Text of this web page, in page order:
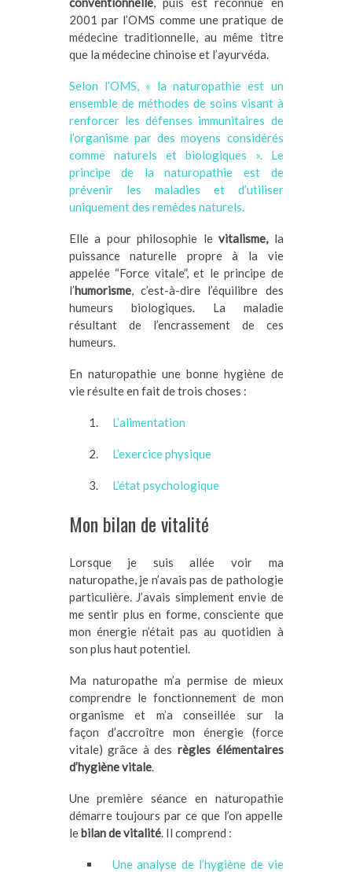
2001 par l’OMS comme une pratique de
médecine traditionnelle, au même titre
que la médecine chinoise et l’ayurvéda.
Selon l’OMS, « la naturopathie est un
ensemble de méthodes de soins visant à
renforcer les défenses immunitaires de
l’organisme par des moyens considérés
comme naturels et biologiques ». Le
principe de la naturopathie est de
prévenir les maladies et d’utiliser
uniquement des remèdes naturels.
Elle a pour philosophie le vitalisme, la
puissance naturelle propre à la vie
appelée “Force vitale”, et le principe de
l’humorisme, c’est-à-dire l’équilibre des
humeurs biologiques. La maladie
résultant de l’encrassement de ces
humeurs.
En naturopathie une bonne hygiène de
vie résulte en fait de trois choses :
L’alimentation
L’exercice physique
L’état psychologique
Mon bilan de vitalité
Lorsque je suis allée voir ma
naturopathe, je n’avais pas de pathologie
particulière. J’avais simplement envie de
me sentir plus en forme, consciente que
mon énergie n’était pas au quotidien à
son plus haut potentiel.
Ma naturopathe m’a permise de mieux
comprendre le fonctionnement de mon
organisme et m’a conseillée sur la
façon d’accroître mon énergie (force
vitale) grâce à des règles élémentaires
d’hygiène vitale.
Une première séance en naturopathie
démarre toujours par ce que l’on appelle
lebilan de vitalité. Il comprend :
Une analyse de l’hygiène de vie